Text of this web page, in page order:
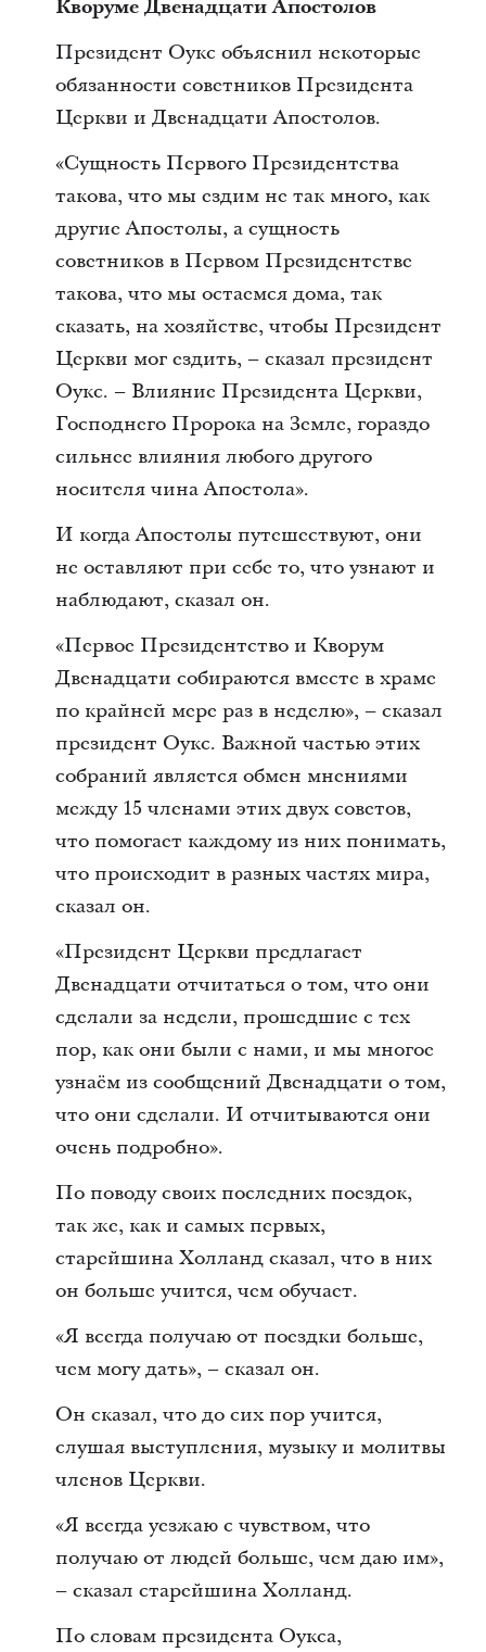
Кворуме Двенадцати Апостолов
Президент Оукс объяснил некоторые
обязанности советников Президента
Церкви и Двенадцати Апостолов.
«Сущность Первого Президентства
такова, что мы ездим не так много, как
другие Апостолы, а сущность
советников в Первом Президентстве
такова, что мы остаемся дома, так
сказать, на хозяйстве, чтобы Президент
Церкви мог ездить, – сказал президент
Оукс. – Влияние Президента Церкви,
Господнего Пророка на Земле, гораздо
сильнее влияния любого другого
носителя чина Апостола».
И когда Апостолы путешествуют, они
не оставляют при себе то, что узнают и
наблюдают, сказал он.
«Первое Президентство и Кворум
Двенадцати собираются вместе в храме
по крайней мере раз в неделю», – сказал
президент Оукс. Важной частью этих
собраний является обмен мнениями
между 15 членами этих двух советов,
что помогает каждому из них понимать,
что происходит в разных частях мира,
сказал он.
«Президент Церкви предлагает
Двенадцати отчитаться о том, что они
сделали за недели, прошедшие с тех
пор, как они были с нами, и мы многое
узнаём из сообщений Двенадцати о том,
что они сделали. И отчитываются они
очень подробно».
По поводу своих последних поездок,
так же, как и самых первых,
старейшина Холланд сказал, что в них
он больше учится, чем обучает.
«Я всегда получаю от поездки больше,
чем могу дать», – сказал он.
Он сказал, что до сих пор учится,
слушая выступления, музыку и молитвы
членов Церкви.
«Я всегда уезжаю с чувством, что
получаю от людей больше, чем даю им»,
– сказал старейшина Холланд.
По словам президента Оукса,